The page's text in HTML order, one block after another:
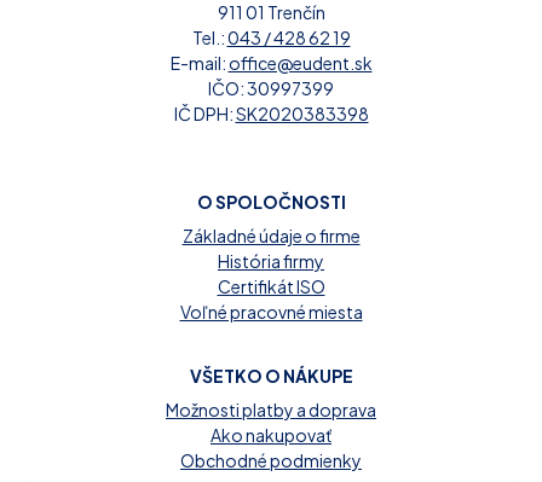
911 01 Trenčín
Tel.:043 / 428 62 19
E-mail:office@eudent.sk
IČO: 30997399
IČ DPH:SK2020383398
O SPOLOČNOSTI
Základné údaje o firme
História firmy
Certifikát ISO
Voľné pracovné miesta
VŠETKO O NÁKUPE
Možnosti platby a doprava
Ako nakupovať
Obchodné podmienky